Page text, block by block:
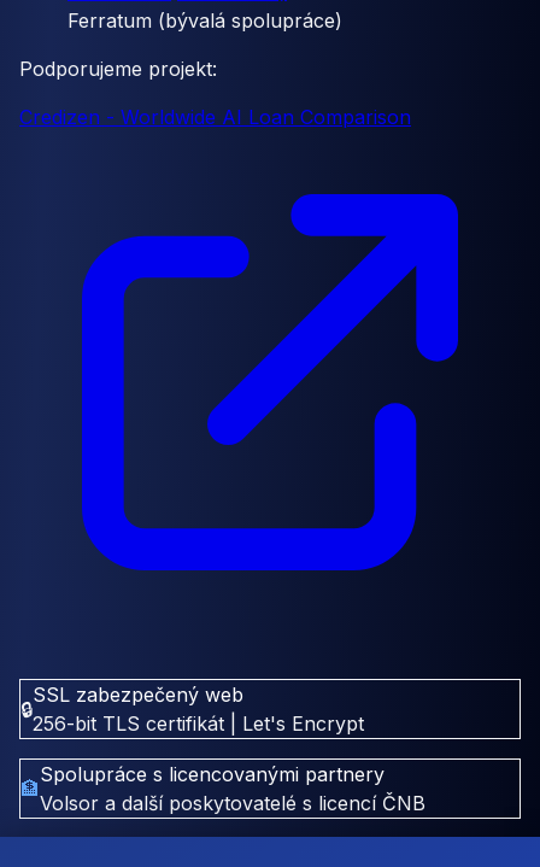
Ferratum (bývalá spolupráce)
Podporujeme projekt:
Credizen - Worldwide AI Loan Comparison
🔒
SSL zabezpečený web
256-bit TLS certifikát | Let's Encrypt
🏦
Spolupráce s licencovanými partnery
Volsor a další poskytovatelé s licencí ČNB